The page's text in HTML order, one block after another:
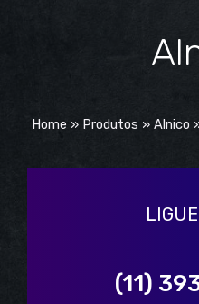
Home » Produtos » Alnico
(11)